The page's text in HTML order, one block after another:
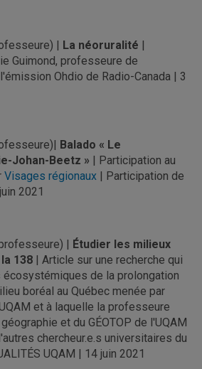
| La néoruralité |
Guimond, professeure de
Ohdio de Radio-Canada | 3
Balado « Le
Johan-Beetz » | Participation au
Visages régionaux | Participation de
2021
| Étudier les milieux
138 | Article sur une recherche qui
de la prolongation
boréal au Québec menée par
et à laquelle la professeure
et du GÉOTOP de l'UQAM
chercheur.e.s universitaires du
UQAM | 14 juin 2021